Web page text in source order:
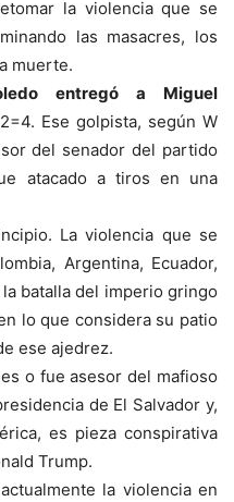
la violencia que se
las masacres, los
muerte.
entregó a Miguel
Ese golpista, según W
del senador del partido
atacado a tiros en una
La violencia que se
Argentina, Ecuador,
batalla del imperio gringo
lo que considera su patio
ese ajedrez.
o fue asesor del mafioso
de El Salvador y,
es pieza conspirativa
Trump.
la violencia en